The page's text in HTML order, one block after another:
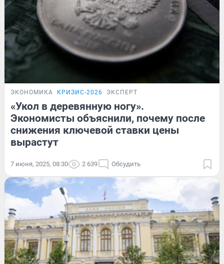
ЭКОНОМИКА КРИЗИС-2026 ЭКСПЕРТ
«Укол в деревянную ногу».
Экономисты объяснили, почему после
снижения ключевой ставки цены
вырастут
7 июня, 2025, 08:30 2 639 Обсудить